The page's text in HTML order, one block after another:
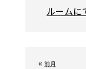
ルームに
« 前月